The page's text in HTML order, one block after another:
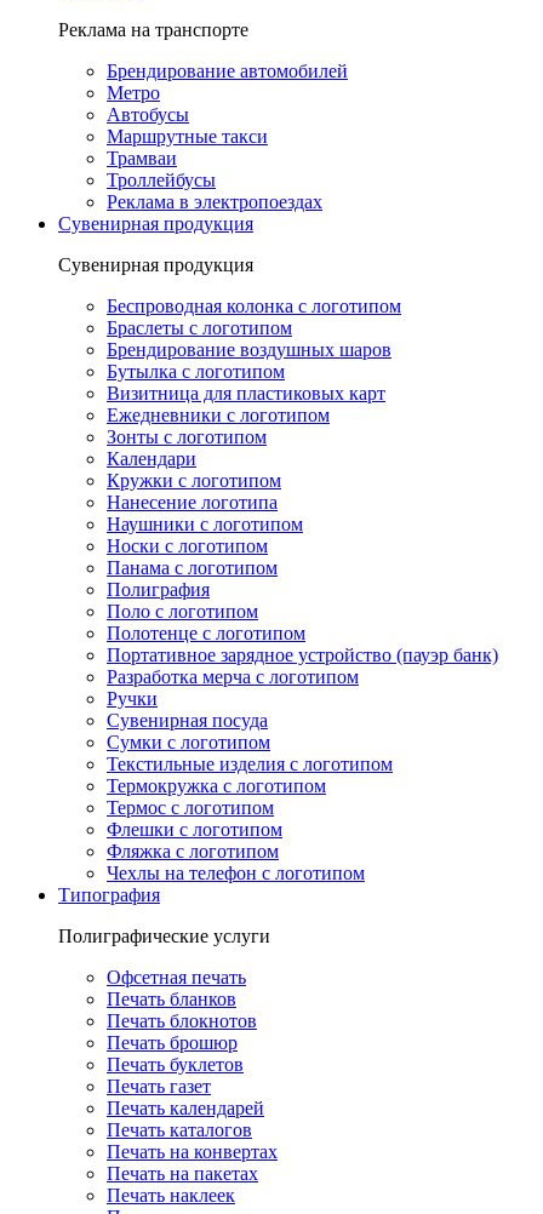
Реклама на транспорте
Брендирование автомобилей
Метро
Автобусы
Маршрутные такси
Трамваи
Троллейбусы
Реклама в электропоездах
Сувенирная продукция
Сувенирная продукция
Беспроводная колонка с логотипом
Браслеты с логотипом
Брендирование воздушных шаров
Бутылка с логотипом
Визитница для пластиковых карт
Ежедневники с логотипом
Зонты с логотипом
Календари
Кружки с логотипом
Нанесение логотипа
Наушники с логотипом
Носки с логотипом
Панама с логотипом
Полиграфия
Поло с логотипом
Полотенце с логотипом
Портативное зарядное устройство (пауэр банк)
Разработка мерча с логотипом
Ручки
Сувенирная посуда
Сумки с логотипом
Текстильные изделия с логотипом
Термокружка с логотипом
Термос с логотипом
Флешки с логотипом
Фляжка с логотипом
Чехлы на телефон с логотипом
Типография
Полиграфические услуги
Офсетная печать
Печать бланков
Печать блокнотов
Печать брошюр
Печать буклетов
Печать газет
Печать календарей
Печать каталогов
Печать на конвертах
Печать на пакетах
Печать наклеек